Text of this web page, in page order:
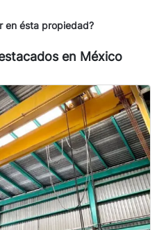
en ésta propiedad?
en México